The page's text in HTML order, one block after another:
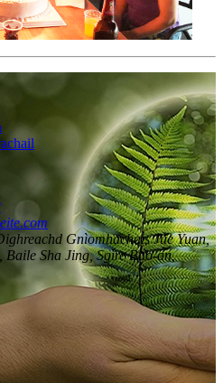
Gnìomhachais Jue Yuan,
Baile Sha Jing, Sgìre Bao-an,